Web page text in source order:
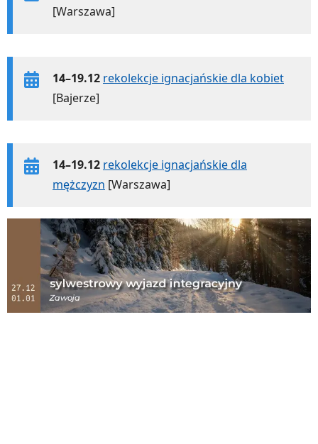
[Warszawa]
14–19.12 rekolekcje ignacjańskie dla kobiet
[Bajerze]
14–19.12 rekolekcje ignacjańskie dla
mężczyzn [Warszawa]